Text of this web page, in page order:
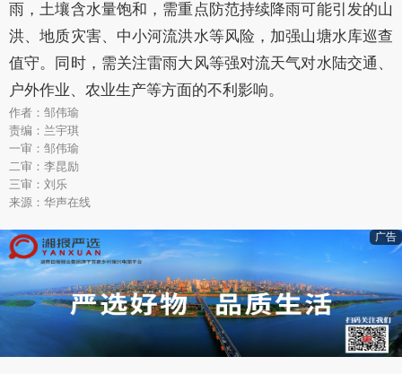
雨，土壤含水量饱和，需重点防范持续降雨可能引发的山
洪、地质灾害、中小河流洪水等风险，加强山塘水库巡查
值守。同时，需关注雷雨大风等强对流天气对水陆交通、
户外作业、农业生产等方面的不利影响。
作者：邹伟瑜
责编：兰宇琪
一审：邹伟瑜
二审：李昆励
三审：刘乐
来源：华声在线
广告